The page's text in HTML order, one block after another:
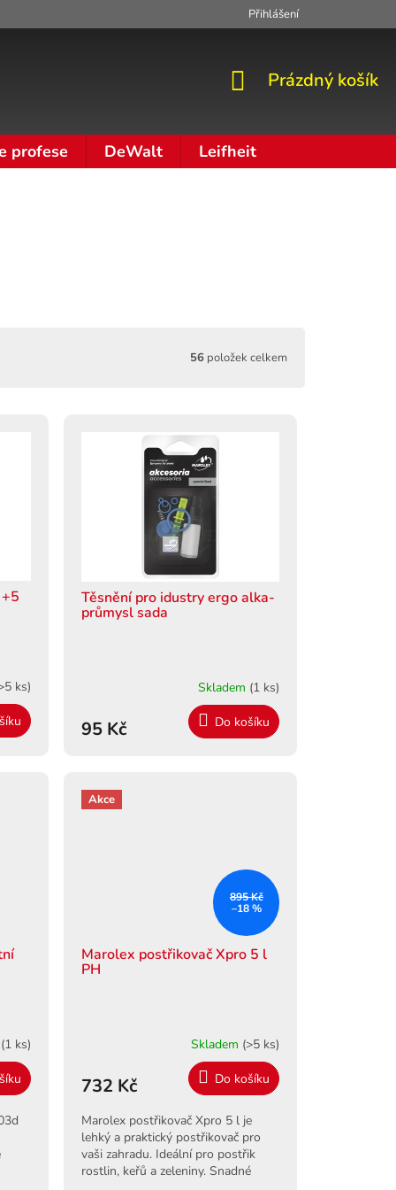
Moje objednávka
Přihlášení
NÁKUPNÍ
Prázdný košík
profese DeWalt Leifheit
56 položek celkem
ks)
Těsnění pro idustry ergo alka-
průmysl sada
Skladem (1 ks)
95 Kč Do košíku
(1 ks)
Akce
895 Kč
–18 %
Marolex postřikovač Xpro 5 l
PH
Skladem (>5 ks)
732 Kč Do košíku
Marolex postřikovač Xpro 5 l je
lehký a praktický postřikovač pro
vaši zahradu. Ideální pro postřik
rostlin, keřů a zeleniny. Snadné